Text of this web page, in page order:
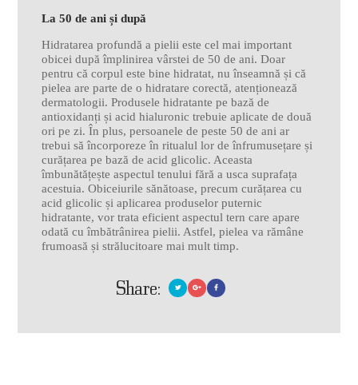
La 50 de ani și după
Hidratarea profundă a pielii este cel mai important
obicei după împlinirea vârstei de 50 de ani. Doar
pentru că corpul este bine hidratat, nu înseamnă și că
pielea are parte de o hidratare corectă, atenționează
dermatologii. Produsele hidratante pe bază de
antioxidanți și acid hialuronic trebuie aplicate de două
ori pe zi. În plus, persoanele de peste 50 de ani ar
trebui să încorporeze în ritualul lor de înfrumusețare și
curățarea pe bază de acid glicolic. Aceasta
îmbunătățește aspectul tenului fără a usca suprafața
acestuia. Obiceiurile sănătoase, precum curățarea cu
acid glicolic și aplicarea produselor puternic
hidratante, vor trata eficient aspectul tern care apare
odată cu îmbătrânirea pielii. Astfel, pielea va rămâne
frumoasă și strălucitoare mai mult timp.
Share: